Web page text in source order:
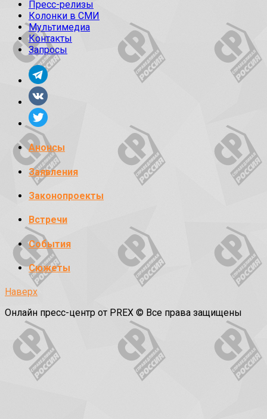
Пресс-релизы
Колонки в СМИ
Мультимедиа
Контакты
Запросы
Анонсы
Заявления
Законопроекты
Встречи
События
Сюжеты
Наверх
Онлайн пресс-центр от PREX © Все права защищены